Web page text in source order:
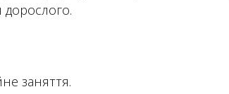
дорослого.
заняття.